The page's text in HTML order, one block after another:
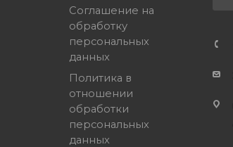
Соглашение на
обработку
персональных
данных
Политика в
отношении
обработки
персональных
данных